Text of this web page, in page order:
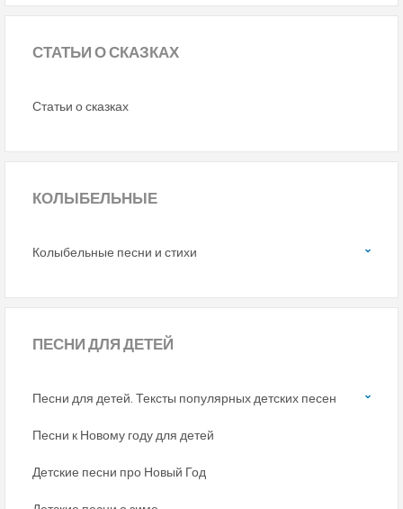
СТАТЬИО СКАЗКАХ
Статьи о сказках
КОЛЫБЕЛЬНЫЕ
Колыбельные песни и стихи
ПЕСНИДЛЯ ДЕТЕЙ
Песни для детей. Тексты популярных детских песен
Песни к Новому году для детей
Детские песни про Новый Год